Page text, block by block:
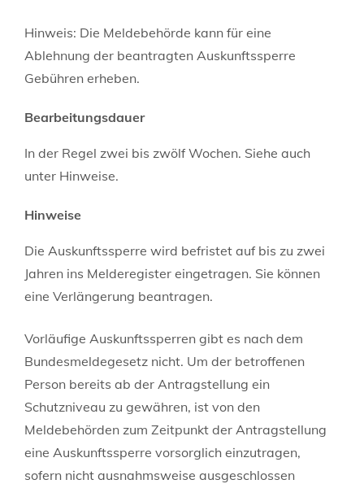
Hinweis: Die Meldebehörde kann für eine
Ablehnung der beantragten Auskunftssperre
Gebühren erheben.
Bearbeitungsdauer
In der Regel zwei bis zwölf Wochen. Siehe auch
unter Hinweise.
Hinweise
Die Auskunftssperre wird befristet auf bis zu zwei
Jahren ins Melderegister eingetragen. Sie können
eine Verlängerung beantragen.
Vorläufige Auskunftssperren gibt es nach dem
Bundesmeldegesetz nicht. Um der betroffenen
Person bereits ab der Antragstellung ein
Schutzniveau zu gewähren, ist von den
Meldebehörden zum Zeitpunkt der Antragstellung
eine Auskunftssperre vorsorglich einzutragen,
sofern nicht ausnahmsweise ausgeschlossen